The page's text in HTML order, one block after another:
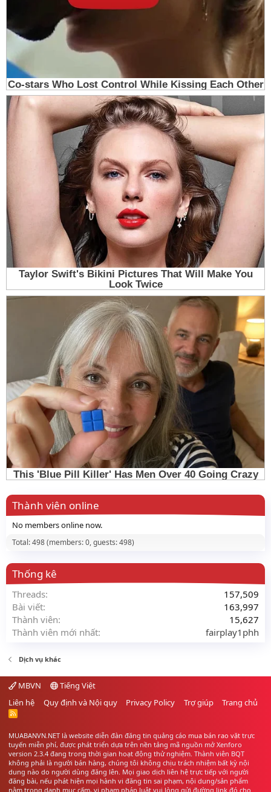
Thành viên online
No members online now.
Total: 498 (members: 0, guests: 498)
Thống kê
Threads
157,509
Bài viết
163,997
Thành viên
15,627
Thành viên mới nhất
fairplay1phh
Dịch vụ khác
MBVN
Tiếng Việt
Liên hệ
Quy định và Nội quy Privacy Policy Trợ giúp Trang chủ
R
MUABANVN.NET là website diễn đàn đăng tin quảng cáo mua bán rao vặt trực
tuyến miễn phí, được phát triển dựa trên nền tảng mã nguồn mở Xenforo
version 2.3.4 đang trong thời gian hoạt động thử nghiệm. Thành viên BQT
không phải là người bán hàng, chúng tôi không chịu trách nhiệm bất kỳ nội
dung nào do người dùng đăng lên. Mọi giao dịch liên hệ trực tiếp với người
đăng bài, nếu phát hiện mọi hành vi đăng tin sai phạm, nội dung/sản phẩm
nằm trong danh mục cấm, vi phạm pháp luật vui lòng gửi đường link đó cho